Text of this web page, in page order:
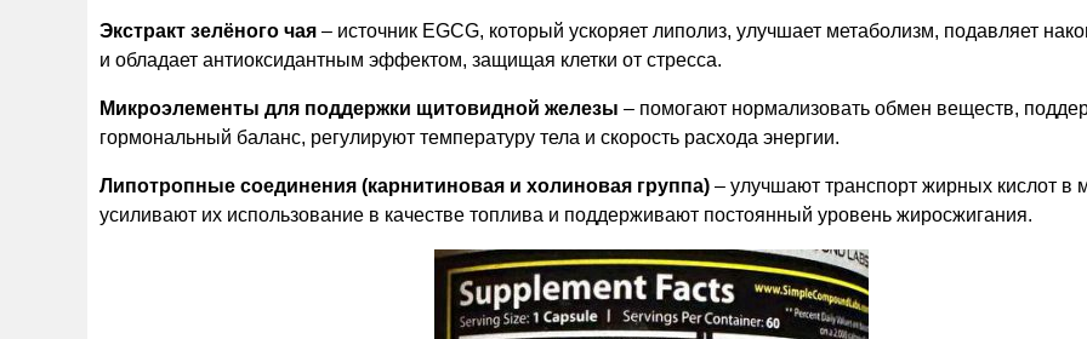
Экстракт зелёного чая – источник EGCG, который ускоряет липолиз, улучшает метаболизм, подавляет
и обладает антиоксидантным эффектом, защищая клетки от стресса.
Микроэлементы для поддержки щитовидной железы – помогают нормализовать обмен веществ,
гормональный баланс, регулируют температуру тела и скорость расхода энергии.
Липотропные соединения (карнитиновая и холиновая группа) – улучшают транспорт жирных кислот в
усиливают их использование в качестве топлива и поддерживают постоянный уровень жиросжигания.